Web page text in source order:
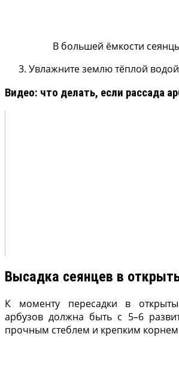
В большей ёмкости
Увлажните землю тёплой
Видео: что делать, если рассада
Высадка сеянцев в
К моменту пересадки в
арбузов должна быть с 5–6
прочным стеблем и крепким